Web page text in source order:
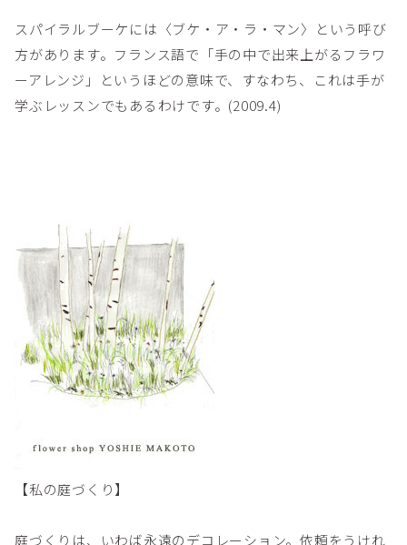
スパイラルブーケには〈ブケ・ア・ラ・マン〉という呼び
方があります。フランス語で「手の中で出来上がるフラワ
ーアレンジ」というほどの意味で、すなわち、これは手が
学ぶレッスンでもあるわけです。(2009.4)
【私の庭づくり】
庭づくりは、いわば永遠のデコレーション。依頼をうけれ